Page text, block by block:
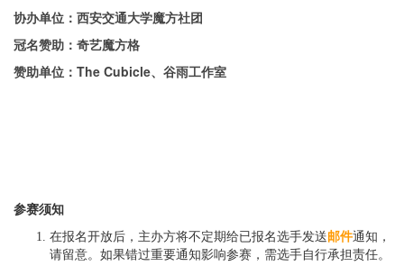
协办单位：西安交通大学魔方社团
冠名赞助：奇艺魔方格
赞助单位：The Cubicle、谷雨工作室
参赛须知
在报名开放后，主办方将不定期给已报名选手发送邮件通知，
请留意。如果错过重要通知影响参赛，需选手自行承担责任。